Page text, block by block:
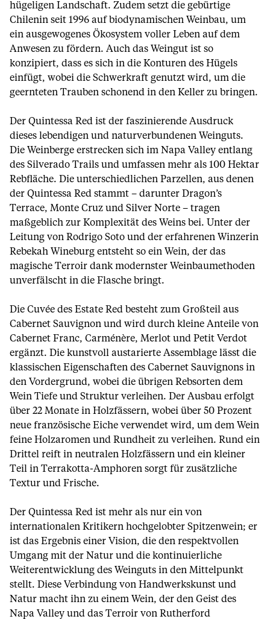
hügeligen Landschaft. Zudem setzt die gebürtige
Chilenin seit 1996 auf biodynamischen Weinbau, um
ein ausgewogenes Ökosystem voller Leben auf dem
Anwesen zu fördern. Auch das Weingut ist so
konzipiert, dass es sich in die Konturen des Hügels
einfügt, wobei die Schwerkraft genutzt wird, um die
geernteten Trauben schonend in den Keller zu bringen.
Der Quintessa Red ist der faszinierende Ausdruck
dieses lebendigen und naturverbundenen Weinguts.
Die Weinberge erstrecken sich im Napa Valley entlang
des Silverado Trails und umfassen mehr als 100 Hektar
Rebfläche. Die unterschiedlichen Parzellen, aus denen
der Quintessa Red stammt – darunter Dragon’s
Terrace, Monte Cruz und Silver Norte – tragen
maßgeblich zur Komplexität des Weins bei. Unter der
Leitung von Rodrigo Soto und der erfahrenen Winzerin
Rebekah Wineburg entsteht so ein Wein, der das
magische Terroir dank modernster Weinbaumethoden
unverfälscht in die Flasche bringt.
Die Cuvée des Estate Red besteht zum Großteil aus
Cabernet Sauvignon und wird durch kleine Anteile von
Cabernet Franc, Carménère, Merlot und Petit Verdot
ergänzt. Die kunstvoll austarierte Assemblage lässt die
klassischen Eigenschaften des Cabernet Sauvignons in
den Vordergrund, wobei die übrigen Rebsorten dem
Wein Tiefe und Struktur verleihen. Der Ausbau erfolgt
über 22 Monate in Holzfässern, wobei über 50 Prozent
neue französische Eiche verwendet wird, um dem Wein
feine Holzaromen und Rundheit zu verleihen. Rund ein
Drittel reift in neutralen Holzfässern und ein kleiner
Teil in Terrakotta-Amphoren sorgt für zusätzliche
Textur und Frische.
Der Quintessa Red ist mehr als nur ein von
internationalen Kritikern hochgelobter Spitzenwein; er
ist das Ergebnis einer Vision, die den respektvollen
Umgang mit der Natur und die kontinuierliche
Weiterentwicklung des Weinguts in den Mittelpunkt
stellt. Diese Verbindung von Handwerkskunst und
Natur macht ihn zu einem Wein, der den Geist des
Napa Valley und das Terroir von Rutherford